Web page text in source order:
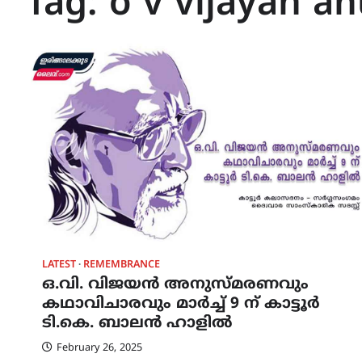
LATEST REMEMBRANCE
ഒ.വി. വിജയൻ അനുസ്മരണവും
കഥാവിചാരവും മാർച്ച് 9 ന് കാട്ടൂർ
ടി.കെ. ബാലൻ ഹാളിൽ
February 26, 2025